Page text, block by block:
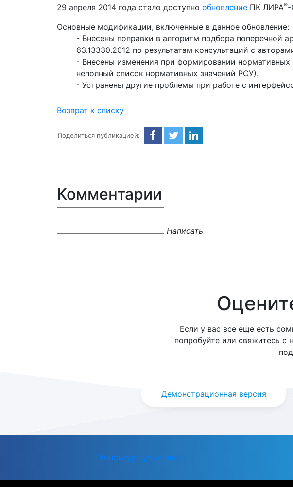
29 апреля 2014 года стало доступно обновление ПК ЛИРА®-
Основные модификации, включенные в данное обновление:
- Внесены поправки в алгоритм подбора поперечной
63.13330.2012 по результатам консультаций с
- Внесены изменения при формировании
неполный список нормативных значений РСУ).
- Устранены другие проблемы при работе с
Возврат к списку
Поделиться публикацией:
Комментарии
Написать
Если у вас все еще есть
попробуйте или свяжитесь с
Демонстрационная версия
Конфигурации и цены